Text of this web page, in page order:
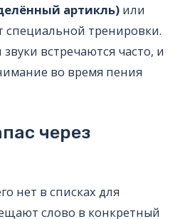
артикль) или
специальной тренировки.
встречаются часто, и
во время пения
через
нет в списках для
слово в конкретный